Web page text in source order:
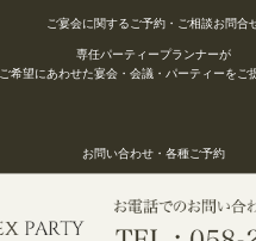
ご宴会に関するご予約・ご相談お問合
専任パーティープランナーが
ご希望にあわせた宴会・会議・パーティーをご
お問い合わせ・各種ご予約